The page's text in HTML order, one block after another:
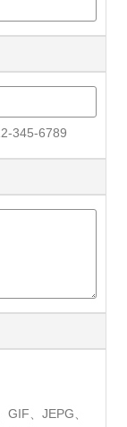
345-6789
、JEPG、